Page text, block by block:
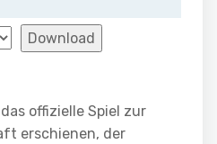
Download
offizielle Spiel zur
erschienen, der